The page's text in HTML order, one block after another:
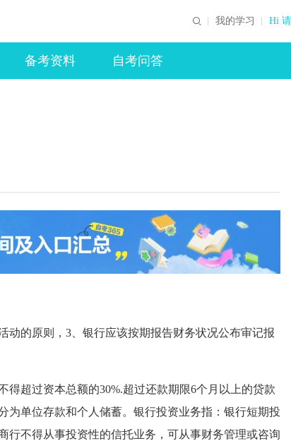
我的学习 Hi
备考资料 自考问答
的原则，3、银行应该按期报告财务状况公布审记报
超过资本总额的30%.超过还款期限6个月以上的贷款
为单位存款和个人储蓄。银行投资业务指：银行短期投
行不得从事投资性的信托业务，可从事财务管理或咨询